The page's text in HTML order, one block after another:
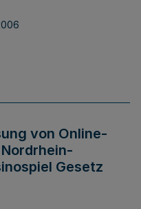
von Online-
Gesetz